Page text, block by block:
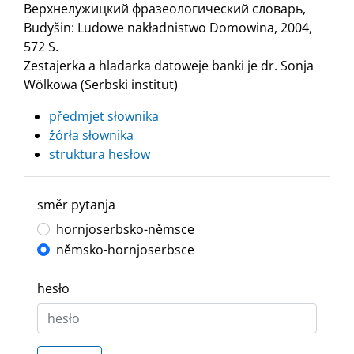
Верхнелужицкий фразеологический словарь,
Budyšin: Ludowe nakładnistwo Domowina, 2004,
572 S.
Zestajerka a hladarka datoweje banki je dr. Sonja
Wölkowa (Serbski institut)
předmjet słownika
žórła słownika
struktura hesłow
směr pytanja
hornjoserbsko-němsce
němsko-hornjoserbsce
hesło